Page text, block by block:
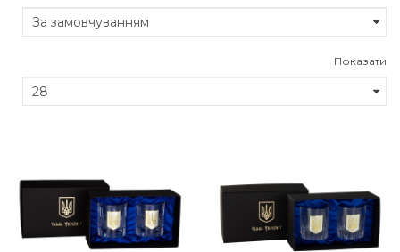
Показати